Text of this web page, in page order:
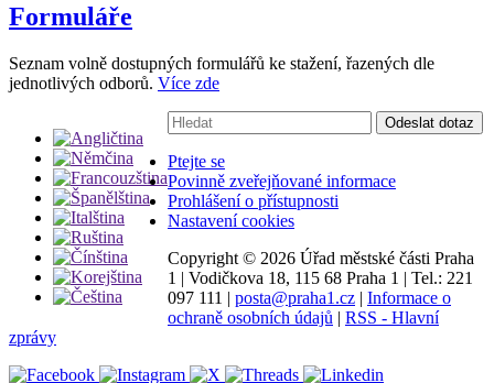
Formuláře
Seznam volně dostupných formulářů ke stažení, řazených dle
jednotlivých odborů. Více zde
Vyhledávání:
Odeslat dotaz
Ptejte se
Povinně zveřejňované informace
Prohlášení o přístupnosti
Nastavení cookies
Copyright © 2026 Úřad městské části Praha
1 | Vodičkova 18, 115 68 Praha 1 | Tel.: 221
097 111 | posta@praha1.cz | Informace o
ochraně osobních údajů | RSS - Hlavní
zprávy